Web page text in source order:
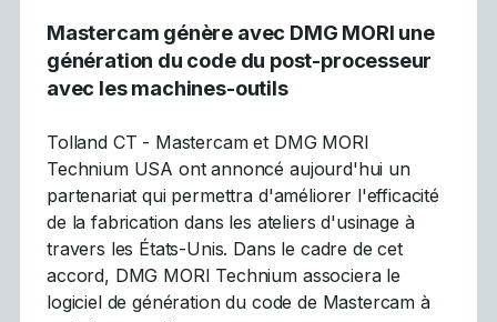
Mastercam génère avec DMG MORI une
génération du code du post-processeur
avec les machines-outils
Tolland CT - Mastercam et DMG MORI
Technium USA ont annoncé aujourd'hui un
partenariat qui permettra d'améliorer l'efficacité
de la fabrication dans les ateliers d'usinage à
travers les États-Unis. Dans le cadre de cet
accord, DMG MORI Technium associera le
logiciel de génération du code de Mastercam à